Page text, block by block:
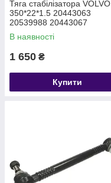
Тяга стабілізатора VOLVO
350*22*1.5 20443063
20539988 20443067
В наявності
1 650 ₴
Купити